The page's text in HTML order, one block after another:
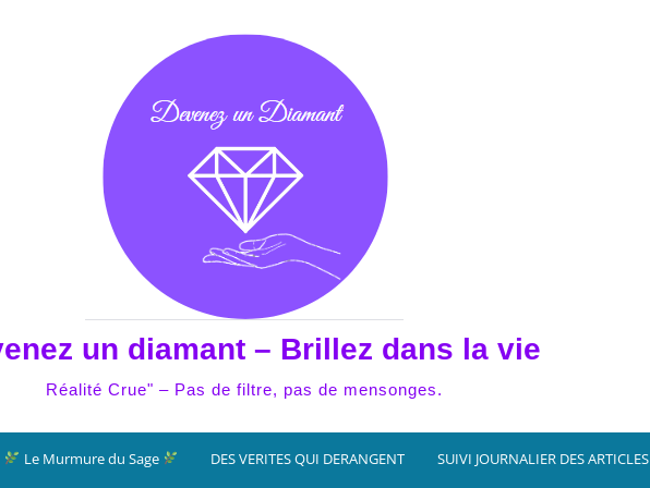
un diamant – Brillez dans la vie
Réalité Crue" – Pas de filtre, pas de mensonges.
Le Murmure du Sage DES VERITES QUI DERANGENT SUIVI JOURNALIER DES ARTICLES